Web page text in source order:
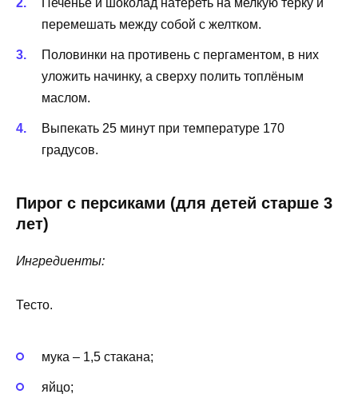
Печенье и шоколад натереть на мелкую тёрку и
перемешать между собой с желтком.
Половинки на противень с пергаментом, в них
уложить начинку, а сверху полить топлёным
маслом.
Выпекать 25 минут при температуре 170
градусов.
Пирог с персиками (для детей старше 3
лет)
Ингредиенты:
Тесто.
мука – 1,5 стакана;
яйцо;